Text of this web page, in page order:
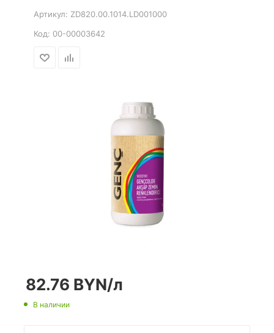
Артикул: ZD820.00.1014.LD001000
Код: 00-00003642
82.76 BYN/л
В наличии